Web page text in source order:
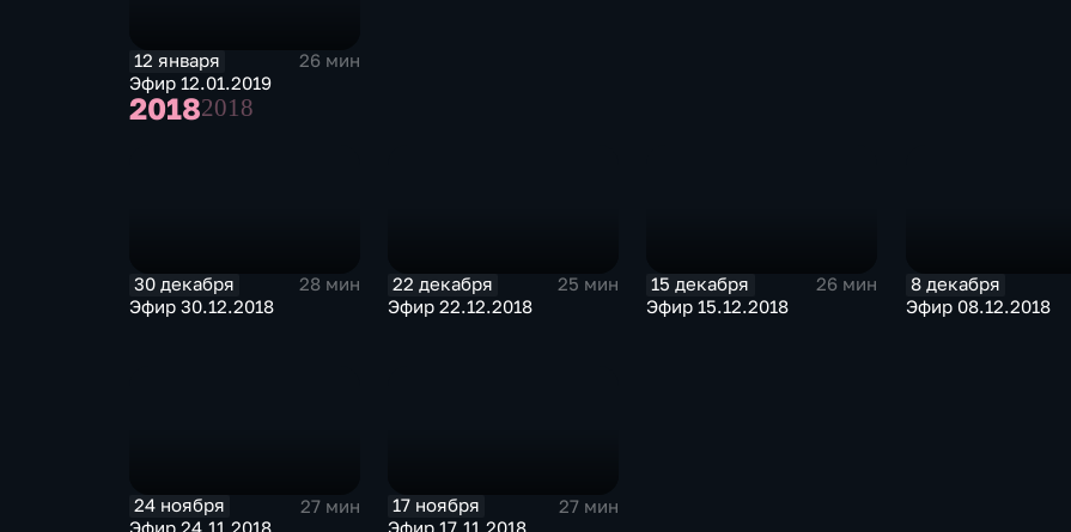
12 января
26 мин
Эфир 12.01.2019
20182018
30 декабря
28 мин
Эфир 30.12.2018
22 декабря
25 мин
Эфир 22.12.2018
15 декабря
26 мин
Эфир 15.12.2018
8 декабря
Эфир 08.12.2018
24 ноября
27 мин
17 ноября
27 мин